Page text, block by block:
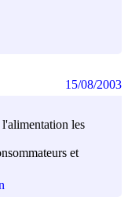
les
et
15/08/2003